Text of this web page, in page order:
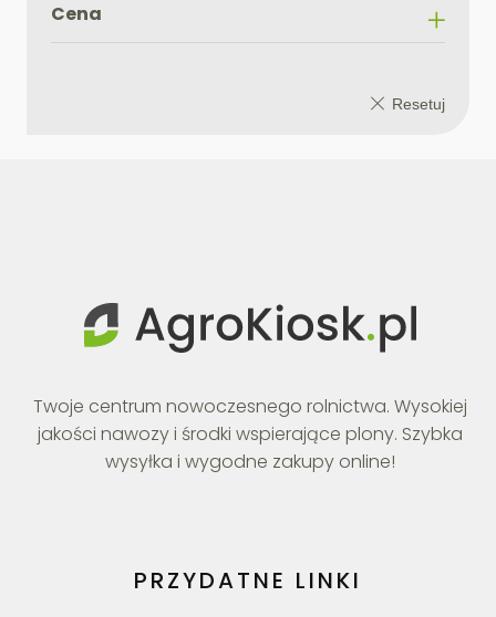
Cena
Twoje centrum nowoczesnego rolnictwa. Wysokiej
jakości nawozy i środki wspierające plony. Szybka
wysyłka i wygodne zakupy online!
PRZYDATNE LINKI